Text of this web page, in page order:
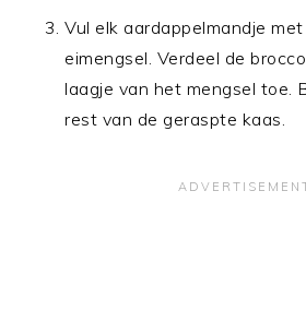
Vul elk aardappelmandje
eimengsel. Verdeel de
laagje van het mengsel toe.
rest van de geraspte kaas.